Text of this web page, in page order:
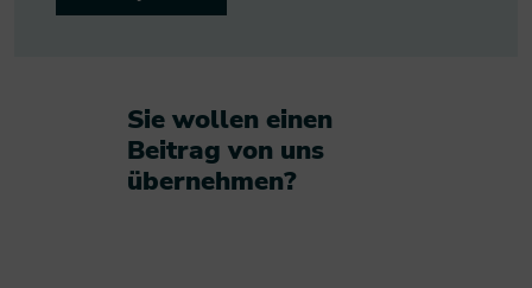
Sie wollen einen
Beitrag von uns
übernehmen?​